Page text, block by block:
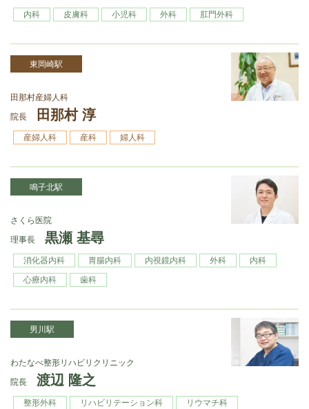
内科 皮膚科 小児科 外科 肛門外科
東岡崎駅
田那村産婦人科
院長
田那村 淳
産婦人科 産科 婦人科
鳴子北駅
さくら医院
理事長
黒瀬 基尋
消化器内科 胃腸内科 内視鏡内科 外科
内科
心療内科
歯科
男川駅
わたなべ整形リハビリクリニック
院長
渡辺 隆之
整形外科 リハビリテーション科 リウマチ科